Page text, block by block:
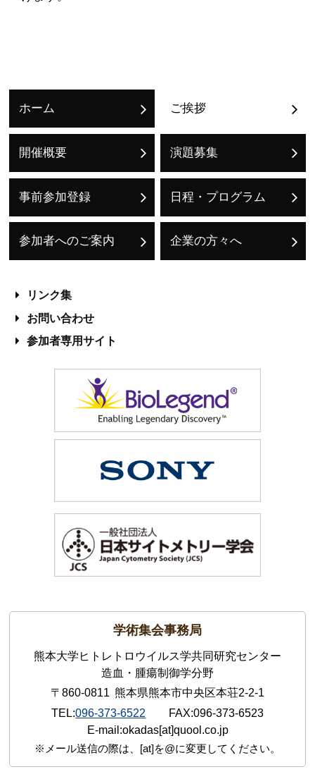
ホーム ご挨拶
開催概要 演題募集
事前参加登録 日程・プログラム
参加者へのご案内 企業の方々へ
リンク集
お問い合わせ
参加者専用サイト
学術集会事務局
熊本大学ヒトレトロウイルス学共同研究センター
造血・腫瘍制御学分野
〒860-0811 熊本県熊本市中央区本荘2-2-1
TEL 096-373-6522 FAX 096-373-6523
E-mail okadas[at]quool.co.jp
メール送信の際は、[at]を@に変更してください。